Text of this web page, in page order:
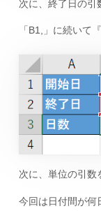
次に、終了日の引
「B1,」に続いて
次に、単位の引数
今回は日付間が何